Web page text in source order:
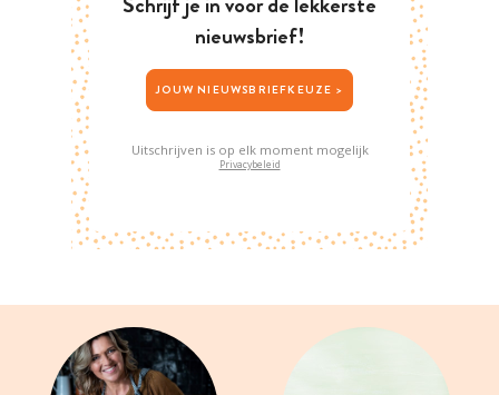
nieuwsbrief!
JOUW NIEUWSBRIEFKEUZE >
Uitschrijven is op elk moment mogelijk
Privacybeleid